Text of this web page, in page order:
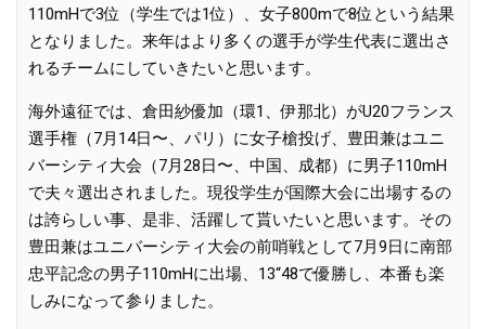
110mHで3位（学生では1位）、女子800mで8位という結果
となりました。来年はより多くの選手が学生代表に選出さ
れるチームにしていきたいと思います。
海外遠征では、倉田紗優加（環1、伊那北）がU20フランス
選手権（7月14日〜、パリ）に女子槍投げ、豊田兼はユニ
バーシティ大会（7月28日〜、中国、成都）に男子110mH
で夫々選出されました。現役学生が国際大会に出場するの
は誇らしい事、是非、活躍して貰いたいと思います。その
豊田兼はユニバーシティ大会の前哨戦として7月9日に南部
忠平記念の男子110mHに出場、13“48で優勝し、本番も楽
しみになって参りました。